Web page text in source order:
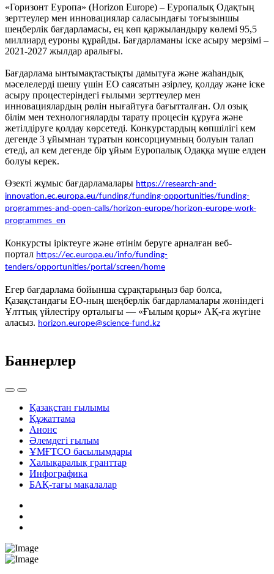
«Горизонт Еуропа» (Horizon Europe) – Еуропалық Одақтың
зерттеулер мен инновациялар саласындағы тоғызыншы
шеңберлік бағдарламасы, ең көп қаржыландыру көлемі 95,5
миллиард еуроны құрайды. Бағдарламаны іске асыру мерзімі –
2021-2027 жылдар аралығы.
Бағдарлама ынтымақтастықты дамытуға және жаһандық
мәселелерді шешу үшін ЕО саясатын әзірлеу, қолдау және іске
асыру процестеріндегі ғылыми зерттеулер мен
инновациялардың рөлін нығайтуға бағытталған. Ол озық
білім мен технологияларды тарату процесін құруға және
жетілдіруге қолдау көрсетеді. Конкурстардың көпшілігі кем
дегенде 3 ұйымнан тұратын консорциумның болуын талап
етеді, ал кем дегенде бір ұйым Еуропалық Одаққа мүше елден
болуы керек.
Өзекті жұмыс бағдарламалары https://research-and-
innovation.ec.europa.eu/funding/funding-opportunities/funding-
programmes-and-open-calls/horizon-europe/horizon-europe-work-
programmes_en
Конкурсты іріктеуге және өтінім беруге арналған веб-
портал https://ec.europa.eu/info/funding-
tenders/opportunities/portal/screen/home
Егер бағдарлама бойынша сұрақтарыңыз бар болса,
Қазақстандағы ЕО-ның шеңберлік бағдарламалары жөніндегі
Ұлттық үйлестіру орталығы — «Ғылым қоры» АҚ-ға жүгіне
аласыз. horizon.europe@science-fund.kz
Баннерлер
Қазақстан ғылымы
Құжаттама
Анонс
Әлемдегі ғылым
ҰМҒТСО басылымдары
Халықаралық гранттар
Инфографика
БАҚ-тағы мақалалар